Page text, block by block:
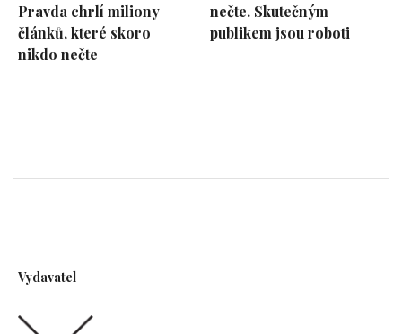
Pravda chrlí miliony
článků, které skoro
nikdo nečte
nečte. Skutečným
publikem jsou roboti
Vydavatel